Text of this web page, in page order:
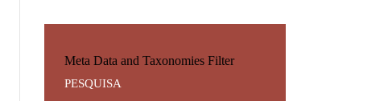
Meta Data and Taxonomies Filter
PESQUISA